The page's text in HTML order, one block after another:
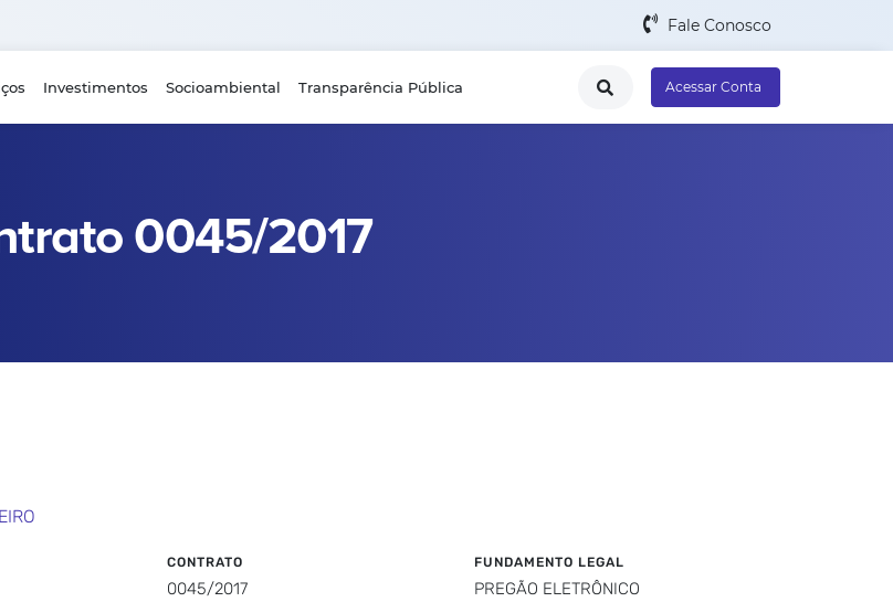
Fale Conosco
Investimentos Socioambiental Transparência Pública Acessar Conta
0045/2017
CONTRATO
0045/2017
FUNDAMENTO LEGAL
PREGÃO ELETRÔNICO